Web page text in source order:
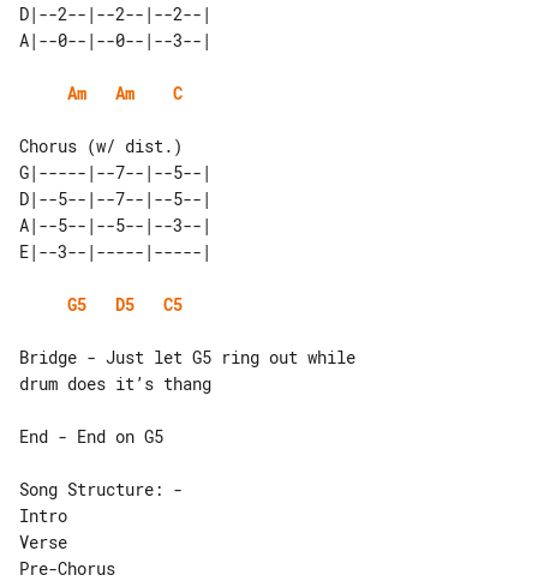
D|--2--|--2--|--2--|
Am Am C
Chorus (w/ dist.)
G|-----|--7--|--5--|
D|--5--|--7--|--5--|
A|--5--|--5--|--3--|
G5 D5 C5
Bridge - Just let G5 ring out while
drum does it’s thang
End - End on G5
Song Structure: -
Intro
Verse
Pre-Chorus